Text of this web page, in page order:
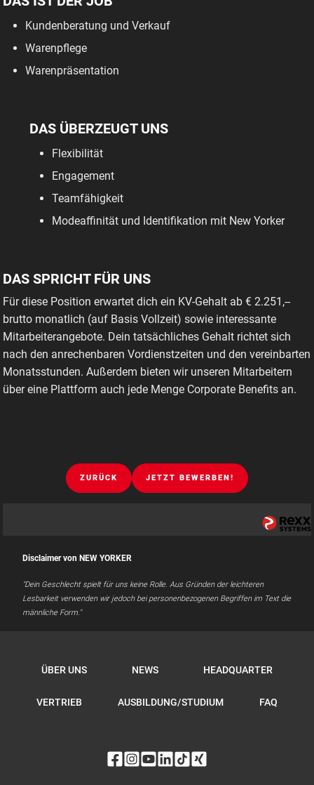
Kundenberatung und Verkauf
Warenpflege
Warenpräsentation
DAS ÜBERZEUGT UNS
Flexibilität
Engagement
Teamfähigkeit
Modeaffinität und Identifikation mit New Yorker
DAS SPRICHT FÜR UNS
Für diese Position erwartet dich ein KV-Gehalt ab € 2.251,--
brutto monatlich (auf Basis Vollzeit) sowie interessante
Mitarbeiterangebote. Dein tatsächliches Gehalt richtet sich
nach den anrechenbaren Vordienstzeiten und den vereinbarten
Monatsstunden. Außerdem bieten wir unseren Mitarbeitern
über eine Plattform auch jede Menge Corporate Benefits an.
ZURÜCK JETZT BEWERBEN!
Disclaimer von NEW YORKER
"Dein Geschlecht spielt für uns keine Rolle. Aus Gründen der leichteren
Lesbarkeit verwenden wir jedoch bei personenbezogenen Begriffen im Text die
männliche Form."
ÜBER UNS NEWS HEADQUARTER
VERTRIEB AUSBILDUNG/STUDIUM FAQ